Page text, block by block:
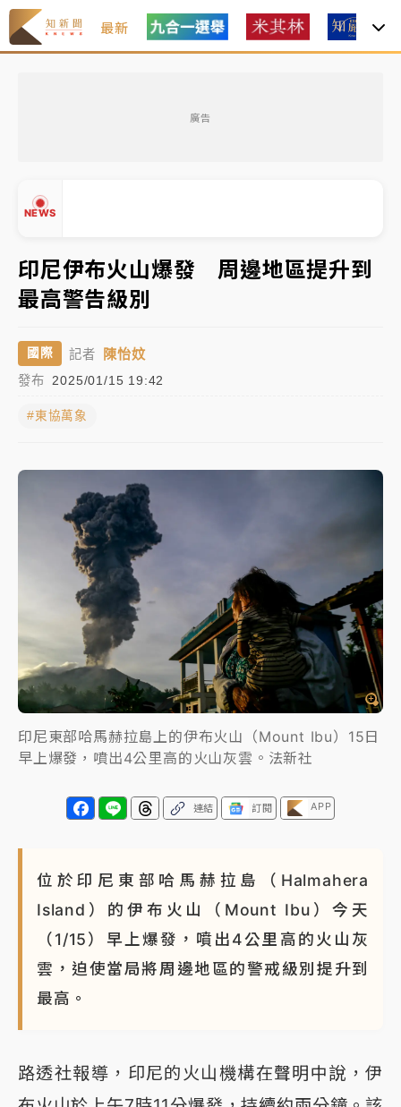
最新
廣告
NEWS
有片｜
中颱白海豚風雨來了！中部以北防豪雨 今晚、明天影
響最劇烈
4800＋拖吊費
油價持續凍漲！ 中油宣布下周一汽柴油價格維持不變
白海豚暴風圈逼近！新北淡水赫見龍捲風 榕樹
連根拔起
中颱白海豚風雨來了！中部以北防豪雨 今晚、明天影
響最劇烈
白海豚逼近！北市水門只出不進 未移置車輛最高罰
4800＋拖吊費
印尼伊布火山爆發 周邊地區提升到
最高警告級別
國際 記者 陳怡妏
發布 2025/01/15 19:42
#東協萬象
印尼東部哈馬赫拉島上的伊布火山（Mount Ibu）15日
早上爆發，噴出4公里高的火山灰雲。法新社
連結 訂閱 APP
位於印尼東部哈馬赫拉島（Halmahera
Island）的伊布火山（Mount Ibu）今天
（1/15）早上爆發，噴出4公里高的火山灰
雲，迫使當局將周邊地區的警戒級別提升到
最高。
路透社報導，印尼的火山機構在聲明中說，伊